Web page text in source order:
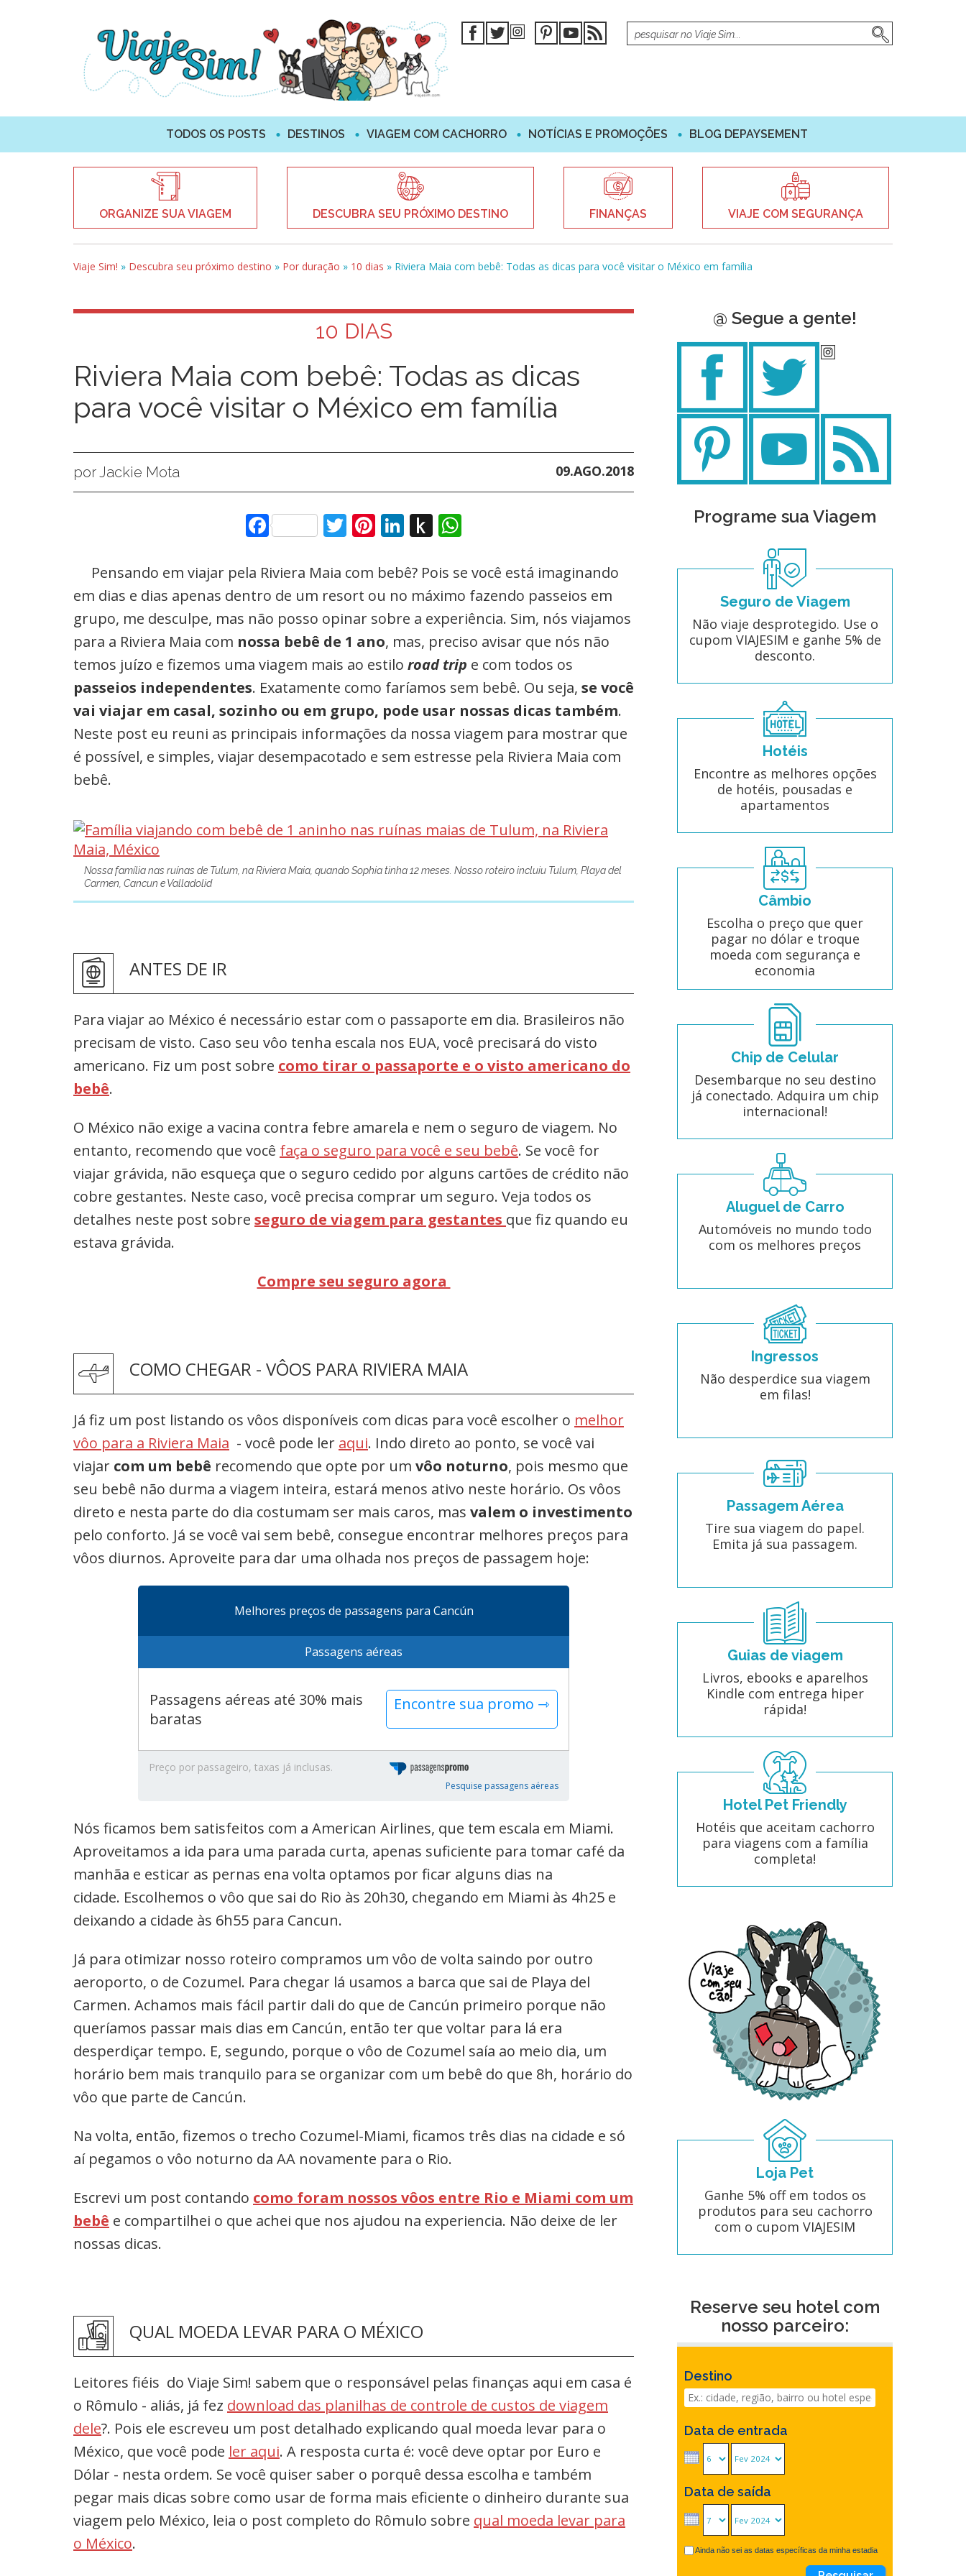
TODOS OS POSTS DESTINOS VIAGEM COM CACHORRO NOTÍCIAS E PROMOÇÕES BLOG DEPAYSEMENT
ORGANIZE SUA VIAGEM DESCUBRA SEU PRÓXIMO DESTINO FINANÇAS VIAJE COM SEGURANÇA
Viaje Sim! » Descubra seu próximo destino » Por duração » 10 dias » Riviera Maia com bebê: Todas as dicas para você visitar o México em família
10 DIAS
Riviera Maia com bebê: Todas as dicas
para você visitar o México em família
por Jackie Mota 09.AGO.2018
FacebookTwitter
Pinterest
LinkedIn
Push
Kindle
Pensando em viajar pela Riviera Maia com bebê? Pois se você está imaginando
em dias e dias apenas dentro de um resort ou no máximo fazendo passeios em
grupo, me desculpe, mas não posso opinar sobre a experiência. Sim, nós viajamos
para a Riviera Maia com nossa bebê de 1 ano, mas, preciso avisar que nós não
temos juízo e fizemos uma viagem mais ao estilo road trip e com todos os
passeios independentes. Exatamente como faríamos sem bebê. Ou seja, se você
vai viajar em casal, sozinho ou em grupo, pode usar nossas dicas também.
Neste post eu reuni as principais informações da nossa viagem para mostrar que
é possível, e simples, viajar desempacotado e sem estresse pela Riviera Maia com
bebê.
Nossa família nas ruínas de Tulum, na Riviera Maia, quando Sophia tinha 12 meses. Nosso roteiro incluiu Tulum, Playa del
Carmen, Cancun e Valladolid
ANTES DE IR
Para viajar ao México é necessário estar com o passaporte em dia. Brasileiros não
precisam de visto. Caso seu vôo tenha escala nos EUA, você precisará do visto
americano. Fiz um post sobre como tirar o passaporte e o visto americano do
bebê.
O México não exige a vacina contra febre amarela e nem o seguro de viagem. No
entanto, recomendo que você faça o seguro para você e seu bebê. Se você for
viajar grávida, não esqueça que o seguro cedido por alguns cartões de crédito não
cobre gestantes. Neste caso, você precisa comprar um seguro. Veja todos os
detalhes neste post sobre seguro de viagem para gestantes que fiz quando eu
estava grávida.
Compre seu seguro agora
COMO CHEGAR - VÔOS PARA RIVIERA MAIA
Já fiz um post listando os vôos disponíveis com dicas para você escolher o melhor
vôo para a Riviera Maia - você pode ler aqui. Indo direto ao ponto, se você vai
viajar com um bebê recomendo que opte por um vôo noturno, pois mesmo que
seu bebê não durma a viagem inteira, estará menos ativo neste horário. Os vôos
direto e nesta parte do dia costumam ser mais caros, mas valem o investimento
pelo conforto. Já se você vai sem bebê, consegue encontrar melhores preços para
vôos diurnos. Aproveite para dar uma olhada nos preços de passagem hoje:
Melhores preços de passagens para Cancún
Passagens aéreas
Passagens aéreas até 30% mais
baratas
Encontre sua promo ⇾
Preço por passageiro, taxas já inclusas.
Pesquise passagens aéreas
Nós ficamos bem satisfeitos com a American Airlines, que tem escala em Miami.
Aproveitamos a ida para uma parada curta, apenas suficiente para tomar café da
manhãa e esticar as pernas ena volta optamos por ficar alguns dias na
cidade. Escolhemos o vôo que sai do Rio às 20h30, chegando em Miami às 4h25 e
deixando a cidade às 6h55 para Cancun.
Já para otimizar nosso roteiro compramos um vôo de volta saindo por outro
aeroporto, o de Cozumel. Para chegar lá usamos a barca que sai de Playa del
Carmen. Achamos mais fácil partir dali do que de Cancún primeiro porque não
queríamos passar mais dias em Cancún, então ter que voltar para lá era
desperdiçar tempo. E, segundo, porque o vôo de Cozumel saía ao meio dia, um
horário bem mais tranquilo para se organizar com um bebê do que 8h, horário do
vôo que parte de Cancún.
Na volta, então, fizemos o trecho Cozumel-Miami, ficamos três dias na cidade e só
aí pegamos o vôo noturno da AA novamente para o Rio.
Escrevi um post contando como foram nossos vôos entre Rio e Miami com um
bebê e compartilhei o que achei que nos ajudou na experiencia. Não deixe de ler
nossas dicas.
QUAL MOEDA LEVAR PARA O MÉXICO
Leitores fiéis do Viaje Sim! sabem que o responsável pelas finanças aqui em casa é
o Rômulo - aliás, já fez download das planilhas de controle de custos de viagem
dele?. Pois ele escreveu um post detalhado explicando qual moeda levar para o
México, que você pode ler aqui. A resposta curta é: você deve optar por Euro e
Dólar - nesta ordem. Se você quiser saber o porquê dessa escolha e também
pegar mais dicas sobre como usar de forma mais eficiente o dinheiro durante sua
viagem pelo México, leia o post completo do Rômulo sobre qual moeda levar para
o México.
@ Segue a gente!
Programe sua Viagem
Seguro de Viagem
Não viaje desprotegido. Use o
cupom VIAJESIM e ganhe 5% de
desconto.
Hotéis
Encontre as melhores opções
de hotéis, pousadas e
apartamentos
Câmbio
Escolha o preço que quer
pagar no dólar e troque
moeda com segurança e
economia
Chip de Celular
Desembarque no seu destino
já conectado. Adquira um chip
internacional!
Aluguel de Carro
Automóveis no mundo todo
com os melhores preços
Ingressos
Não desperdice sua viagem
em filas!
Passagem Aérea
Tire sua viagem do papel.
Emita já sua passagem.
Guias de viagem
Livros, ebooks e aparelhos
Kindle com entrega hiper
rápida!
Hotel Pet Friendly
Hotéis que aceitam cachorro
para viagens com a família
completa!
Loja Pet
Ganhe 5% off em todos os
produtos para seu cachorro
com o cupom VIAJESIM
Reserve seu hotel com
nosso parceiro:
Destino
Data de entrada
Data de saída
Ainda não sei as datas específicas da minha estadia